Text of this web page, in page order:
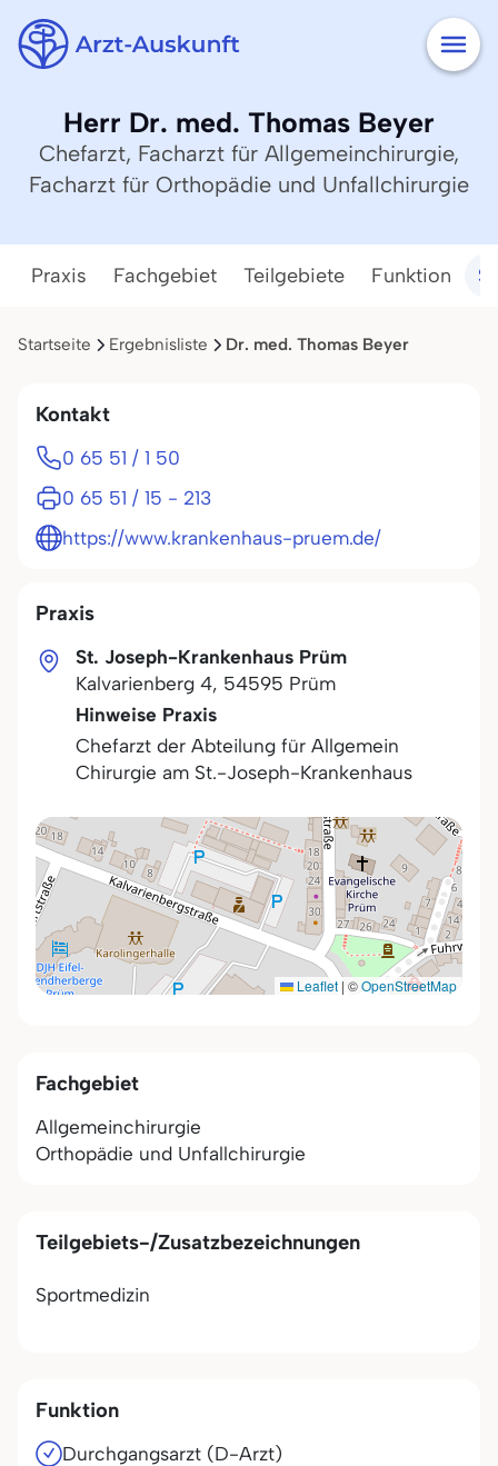
Herr Dr. med. Thomas Beyer
Chefarzt, Facharzt für Allgemeinchirurgie,
Facharzt für Orthopädie und Unfallchirurgie
Praxis Fachgebiet Teilgebiete Funktion
Startseite Ergebnisliste Dr. med. Thomas Beyer
Praxis
St. Joseph-Krankenhaus Prüm
Kalvarienberg 4, 54595 Prüm
Hinweise Praxis
Chefarzt der Abteilung für Allgemein
Chirurgie am St.-Joseph-Krankenhaus
Leaflet | ©OpenStreetMap
Fachgebiet
Allgemeinchirurgie
Orthopädie und Unfallchirurgie
Teilgebiets-/Zusatzbezeichnungen
Sportmedizin
Funktion
Durchgangsarzt (D-Arzt)
Kontakt
0 65 51 / 1 50
0 65 51 / 15 - 213
https://www.krankenhaus-pruem.de/